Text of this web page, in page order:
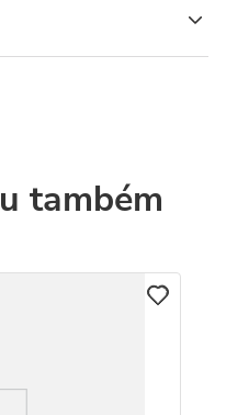
também